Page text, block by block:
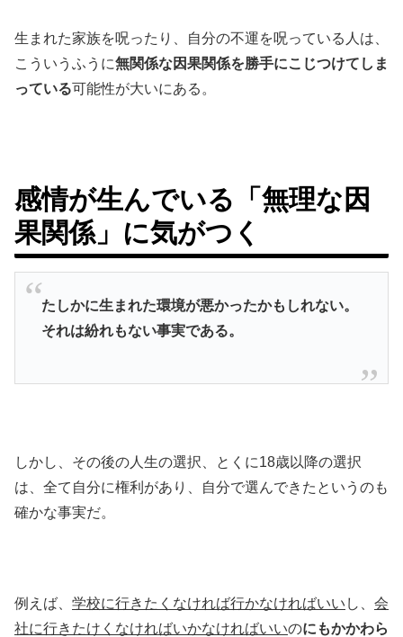
生まれた家族を呪ったり、自分の不運を呪っている人は、
こういうふうに無関係な因果関係を勝手にこじつけてしま
っている可能性が大いにある。
感情が生んでいる「無理な因
果関係」に気がつく
たしかに生まれた環境が悪かったかもしれない。
それは紛れもない事実である。
しかし、その後の人生の選択、とくに18歳以降の選択
は、全て自分に権利があり、自分で選んできたというのも
確かな事実だ。
例えば、 学校に行きたくなければ行かなければいい し、 会
社に行きたけくなければいかなければいいのにもかかわら